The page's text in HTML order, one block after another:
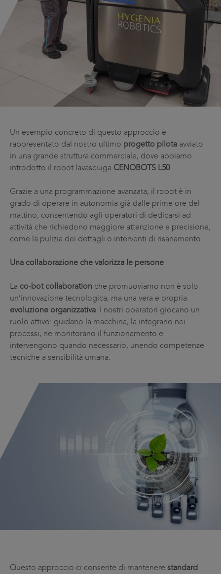
Un esempio concreto di questo approccio è
rappresentato dal nostro ultimo progetto pilota avviato
in una grande struttura commerciale, dove abbiamo
introdotto il robot lavasciuga CENOBOTS L50.
Grazie a una programmazione avanzata, il robot è in
grado di operare in autonomia già dalle prime ore del
mattino, consentendo agli operatori di dedicarsi ad
attività che richiedono maggiore attenzione e precisione,
come la pulizia dei dettagli o interventi di risanamento.
Una collaborazione che valorizza le persone
La co-bot collaboration che promuoviamo non è solo
un’innovazione tecnologica, ma una vera e propria
evoluzione organizzativa . I nostri operatori giocano un
ruolo attivo: guidano la macchina, la integrano nei
processi, ne monitorano il funzionamento e
intervengono quando necessario, unendo competenze
tecniche a sensibilità umana.
Questo approccio ci consente di mantenere standard